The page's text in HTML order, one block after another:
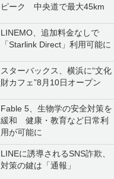
ピーク 中央道で最大45km
LINEMO、追加料金なしで
「Starlink Direct」利用可能に
スターバックス、横浜に“文化
財カフェ”8月10日オープン
Fable 5、生物学の安全対策を
緩和 健康・教育など日常利
用が可能に
LINEに誘導されるSNS詐欺、
対策の鍵は「通報」